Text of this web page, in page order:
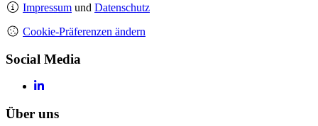
Impressum und Datenschutz
Cookie-Präferenzen ändern
Social Media
Über uns